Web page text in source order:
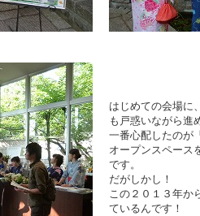
はじめての会場に
も戸惑いながら進
一番心配したのが
オープンスペース
です。
だがしかし！
この２０１３年か
ているんです！